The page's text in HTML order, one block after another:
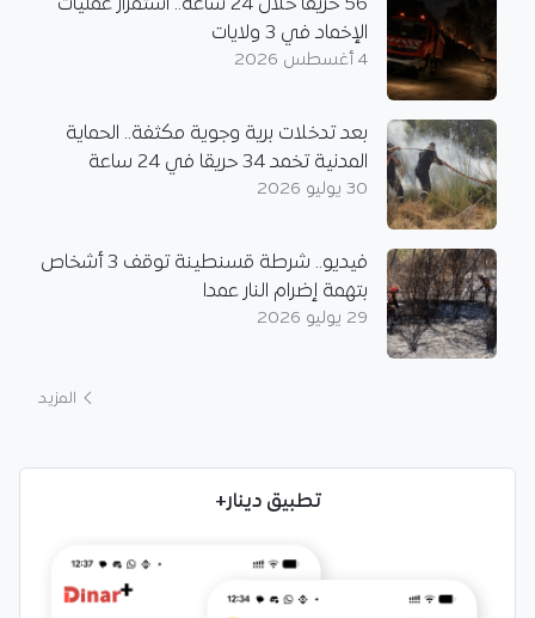
56 حريقاً خلال 24 ساعة.. استمرار عمليات
الإخماد في 3 ولايات
4 أغسطس 2026
بعد تدخلات برية وجوية مكثفة.. الحماية
المدنية تخمد 34 حريقا في 24 ساعة
30 يوليو 2026
فيديو.. شرطة قسنطينة توقف 3 أشخاص
بتهمة إضرام النار عمدا
29 يوليو 2026
المزيد
تطبيق دينار+